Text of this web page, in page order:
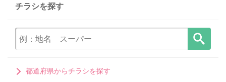
チラシを探す
都道府県からチラシを探す